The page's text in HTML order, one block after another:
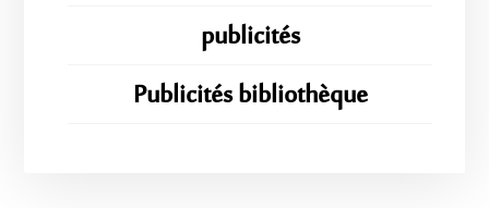
publicités
Publicités bibliothèque